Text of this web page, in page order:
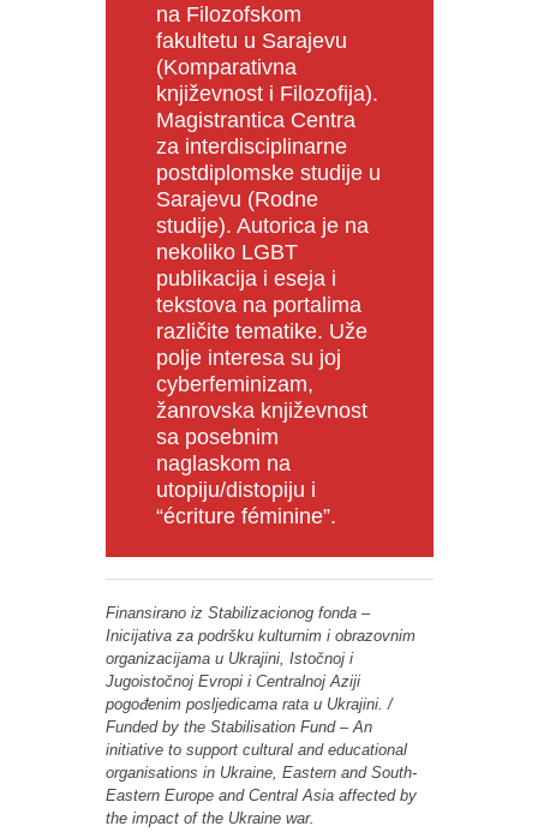
na Filozofskom
fakultetu u Sarajevu
(Komparativna
književnost i Filozofija).
Magistrantica Centra
za interdisciplinarne
postdiplomske studije u
Sarajevu (Rodne
studije). Autorica je na
nekoliko LGBT
publikacija i eseja i
tekstova na portalima
različite tematike. Uže
polje interesa su joj
cyberfeminizam,
žanrovska književnost
sa posebnim
naglaskom na
utopiju/distopiju i
“écriture féminine”.
Finansirano iz Stabilizacionog fonda –
Inicijativa za podršku kulturnim i obrazovnim
organizacijama u Ukrajini, Istočnoj i
Jugoistočnoj Evropi i Centralnoj Aziji
pogođenim posljedicama rata u Ukrajini. /
Funded by the Stabilisation Fund – An
initiative to support cultural and educational
organisations in Ukraine, Eastern and South-
Eastern Europe and Central Asia affected by
the impact of the Ukraine war.